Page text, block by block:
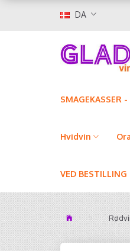
DA
Hvidvin
VED